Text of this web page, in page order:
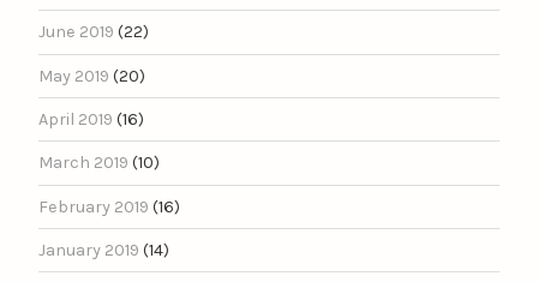
June 2019 (22)
May 2019 (20)
April 2019 (16)
March 2019 (10)
February 2019 (16)
January 2019 (14)